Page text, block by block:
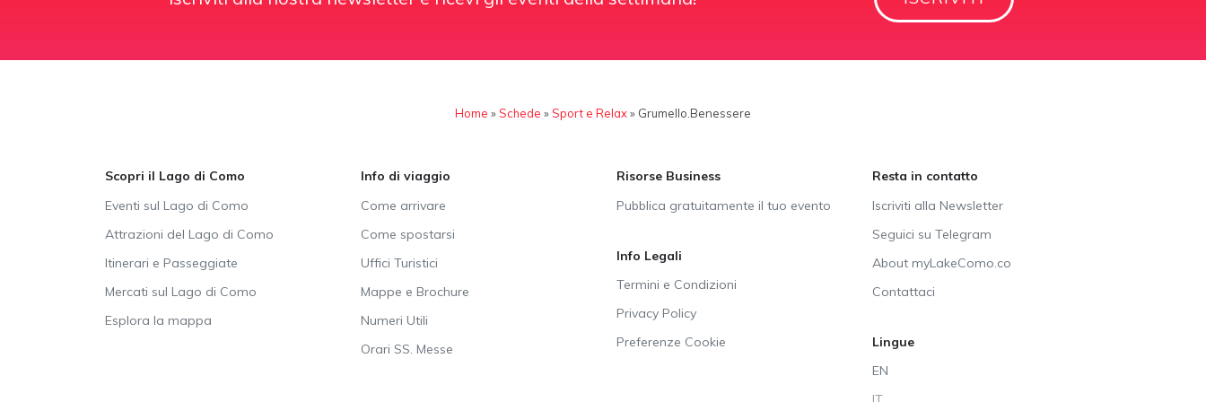
Home »Schede »Sport e Relax» Grumello.Benessere
Scopri il Lago di Como
Eventi sul Lago di Como
Attrazioni del Lago di Como
Itinerari e Passeggiate
Mercati sul Lago di Como
Esplora la mappa
Info di viaggio
Come arrivare
Come spostarsi
Uffici Turistici
Mappe e Brochure
Numeri Utili
Orari SS. Messe
Risorse Business
Pubblica gratuitamente il tuo evento
Info Legali
Termini e Condizioni
Privacy Policy
Preferenze Cookie
Resta in contatto
Iscriviti alla Newsletter
Seguici su Telegram
About myLakeComo.co
Contattaci
Lingue
EN